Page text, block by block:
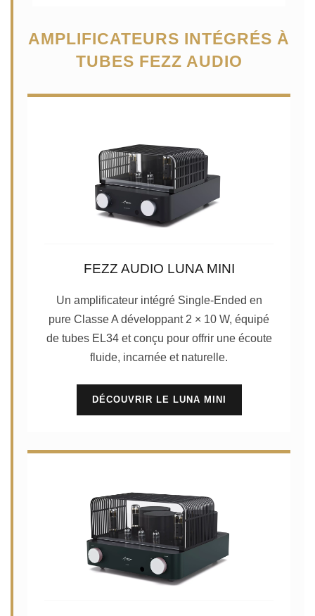
AMPLIFICATEURS INTÉGRÉS À
TUBES FEZZ AUDIO
FEZZ AUDIO LUNA MINI
Un amplificateur intégré Single-Ended en
pure Classe A développant 2 × 10 W, équipé
de tubes EL34 et conçu pour offrir une écoute
fluide, incarnée et naturelle.
DÉCOUVRIR LE LUNA MINI